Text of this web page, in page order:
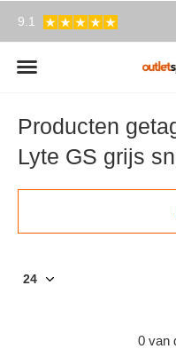
9.1
Producten
Lyte GS grijs
0 van